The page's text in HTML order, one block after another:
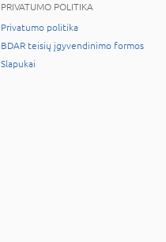
PRIVATUMO POLITIKA
Privatumo politika
BDAR teisių įgyvendinimo formos
Slapukai